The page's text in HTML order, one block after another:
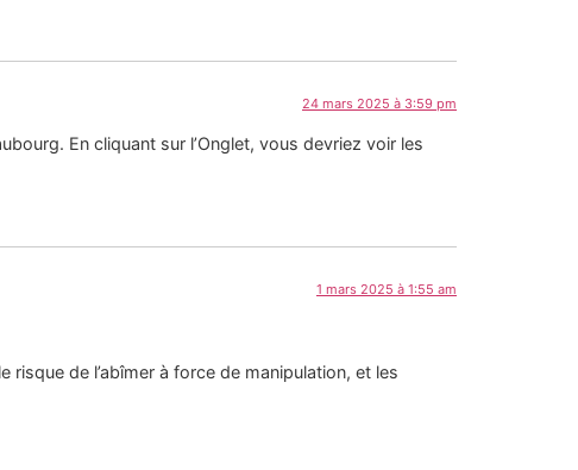
24 mars 2025 à 3:59 pm
En cliquant sur l’Onglet, vous devriez voir les
1 mars 2025 à 1:55 am
risque de l’abîmer à force de manipulation, et les